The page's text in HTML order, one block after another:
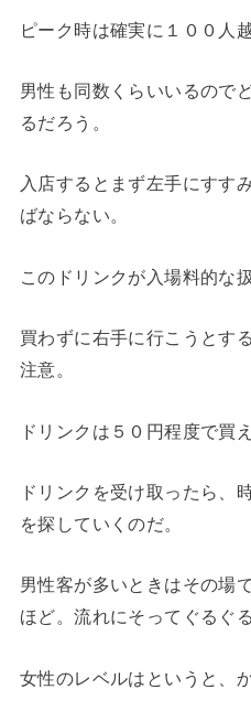
ピーク時は確実に１００人越
男性も同数くらいいるので
るだろう。
入店するとまず左手にすす
ばならない。
このドリンクが入場料的な
買わずに右手に行こうとす
注意。
ドリンクは５０円程度で買
ドリンクを受け取ったら、
を探していくのだ。
男性客が多いときはその場
ほど。流れにそってぐるぐ
女性のレベルはというと、